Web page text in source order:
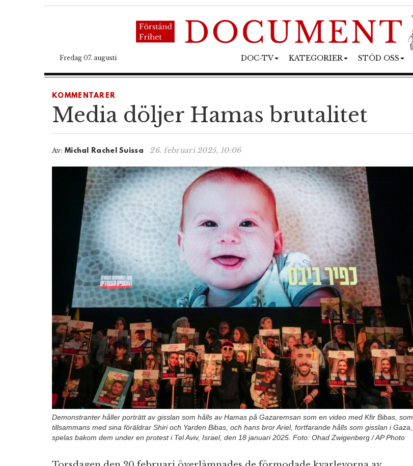
Fredag 07. augusti DOC-TV KATEGORIER STÖD OSS
KOMMENTARER
Media döljer Hamas brutalitet
Av: Michal Rachel Suissa 26. februari 2025, 10:06
Demonstranter håller porträtt av gisslan som hålls av Hamas på Gazaremsan som en video med Kfir Bibas, som
tillsammans med sina föräldrar Shiri och Yarden Bibas, och hans bror Ariel, fortfarande hålls som gisslan i Gaza,
spelas bakom dem under en protest i Tel Aviv, Israel, den 18 januari 2025. Foto: Ohad Zwigenberg / AP Photo